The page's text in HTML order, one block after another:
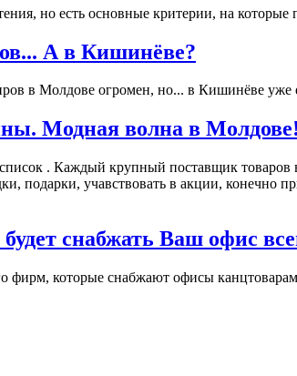
но есть основные критерии, на которые
А в Кишинёве?
в Молдове огромен, но... в Кишинёве уже
Модная волна в Молдове!
. Каждый крупный поставщик
учавствовать в акции, конечно
снабжать Ваш офис
которые снабжают офисы